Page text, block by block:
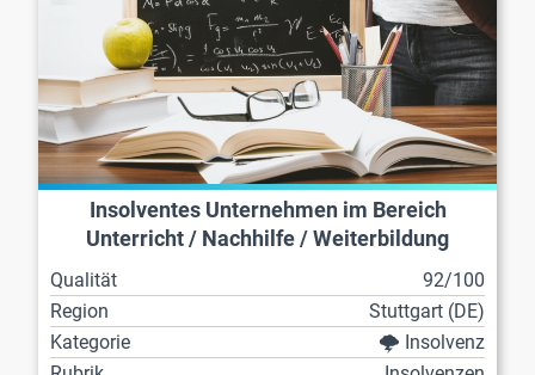
Insolventes Unternehmen im Bereich
Unterricht / Nachhilfe / Weiterbildung
Qualität
92/100
Region
Stuttgart (DE)
Kategorie
🌩️ Insolvenz